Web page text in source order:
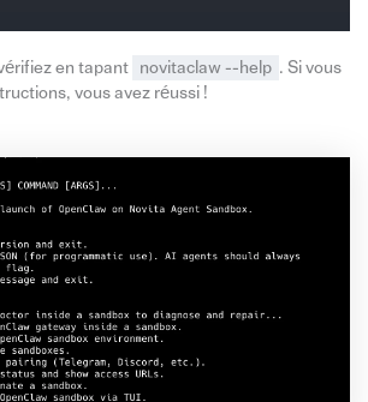
en tapant novitaclaw --help . Si vous
vous avez réussi !